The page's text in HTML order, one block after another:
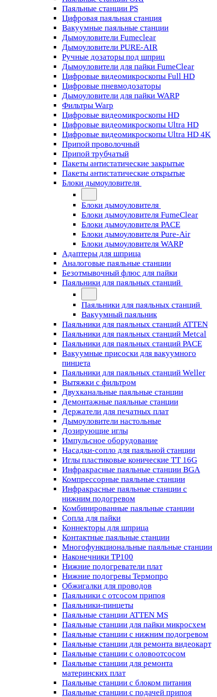
Паяльные станции PS
Цифровая паяльная станция
Вакуумные паяльные станции
Дымоуловители Fumeclear
Дымоуловители PURE-AIR
Ручные дозаторы под шприц
Дымоуловители для пайки FumeClear
Цифровые видеомикроскопы Full HD
Цифровые пневмодозаторы
Дымоуловители для пайки WARP
Фильтры Warp
Цифровые видеомикроскопы HD
Цифровые видеомикроскопы Ultra HD
Цифровые видеомикроскопы Ultra HD 4K
Припой проволочный
Припой трубчатый
Пакеты антистатические закрытые
Пакеты антистатические открытые
Блоки дымоуловителя
Блоки дымоуловителя
Блоки дымоуловителя FumeClear
Блоки дымоуловителя PACE
Блоки дымоуловителя Pure-Air
Блоки дымоуловителя WARP
Адаптеры для шприца
Аналоговые паяльные станции
Безотмывочный флюс для пайки
Паяльники для паяльных станций
Паяльники для паяльных станций
Вакуумный паяльник
Паяльники для паяльных станций ATTEN
Паяльники для паяльных станций Metcal
Паяльники для паяльных станций PACE
Вакуумные присоски для вакуумного
пинцета
Паяльники для паяльных станций Weller
Вытяжки с фильтром
Двухканальные паяльные станции
Демонтажные паяльные станции
Держатели для печатных плат
Дымоуловители настольные
Дозирующие иглы
Импульсное оборудование
Насадки-сопло для паяльной станции
Иглы пластиковые конические TT 16G
Инфракрасные паяльные станции BGA
Компрессорные паяльные станции
Инфракрасные паяльные станции с
нижним подогревом
Комбинированные паяльные станции
Сопла для пайки
Коннекторы для шприца
Контактные паяльные станции
Многофункциональные паяльные станции
Наконечники TP100
Нижние подогреватели плат
Нижние подогревы Термопро
Обжигалки для проводов
Паяльники с отсосом припоя
Паяльники-пинцеты
Паяльные станции ATTEN MS
Паяльные станции для пайки микросхем
Паяльные станции с нижним подогревом
Паяльные станции для ремонта видеокарт
Паяльные станции с оловоотсосом
Паяльные станции для ремонта
материнских плат
Паяльные станции с блоком питания
Паяльные станции с подачей припоя